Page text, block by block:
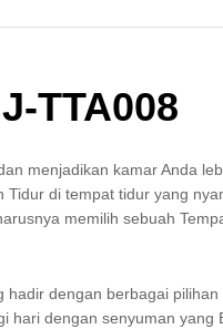
TTA008
menjadikan kamar Anda
di tempat tidur yang
memilih sebuah
hadir dengan berbagai pilihan
hari dengan senyuman yang